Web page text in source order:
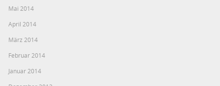
Mai 2014
April 2014
März 2014
Februar 2014
Januar 2014